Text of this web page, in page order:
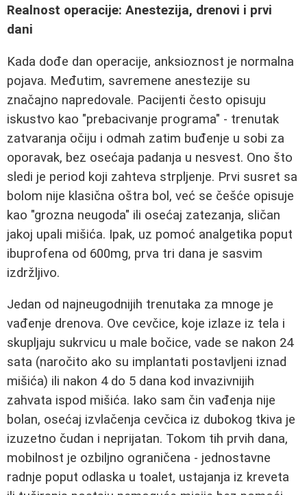
Realnost operacije: Anestezija, drenovi i prvi
dani
Kada dođe dan operacije, anksioznost je normalna
pojava. Međutim, savremene anestezije su
značajno napredovale. Pacijenti često opisuju
iskustvo kao "prebacivanje programa" - trenutak
zatvaranja očiju i odmah zatim buđenje u sobi za
oporavak, bez osećaja padanja u nesvest. Ono što
sledi je period koji zahteva strpljenje. Prvi susret sa
bolom nije klasična oštra bol, već se češće opisuje
kao "grozna neugoda" ili osećaj zatezanja, sličan
jakoj upali mišića. Ipak, uz pomoć analgetika poput
ibuprofena od 600mg, prva tri dana je sasvim
izdržljivo.
Jedan od najneugodnijih trenutaka za mnoge je
vađenje drenova. Ove cevčice, koje izlaze iz tela i
skupljaju sukrvicu u male bočice, vade se nakon 24
sata (naročito ako su implantati postavljeni iznad
mišića) ili nakon 4 do 5 dana kod invazivnijih
zahvata ispod mišića. Iako sam čin vađenja nije
bolan, osećaj izvlačenja cevčica iz dubokog tkiva je
izuzetno čudan i neprijatan. Tokom tih prvih dana,
mobilnost je ozbiljno ograničena - jednostavne
radnje poput odlaska u toalet, ustajanja iz kreveta